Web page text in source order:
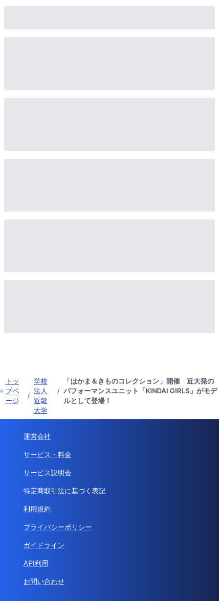
トッ
プペ
ージ
/
学校
法人
近畿
大学
/
「はかま＆きものコレクション」開催 近大発の
パフォーマンスユニット「KINDAI GIRLS」がモデ
ルとして登場！
運営会社
サービス・料金
サービス説明会
特定商取引法に基づく表記
利用規約
プライバシーポリシー
ガイドライン
API利用
お問い合わせ